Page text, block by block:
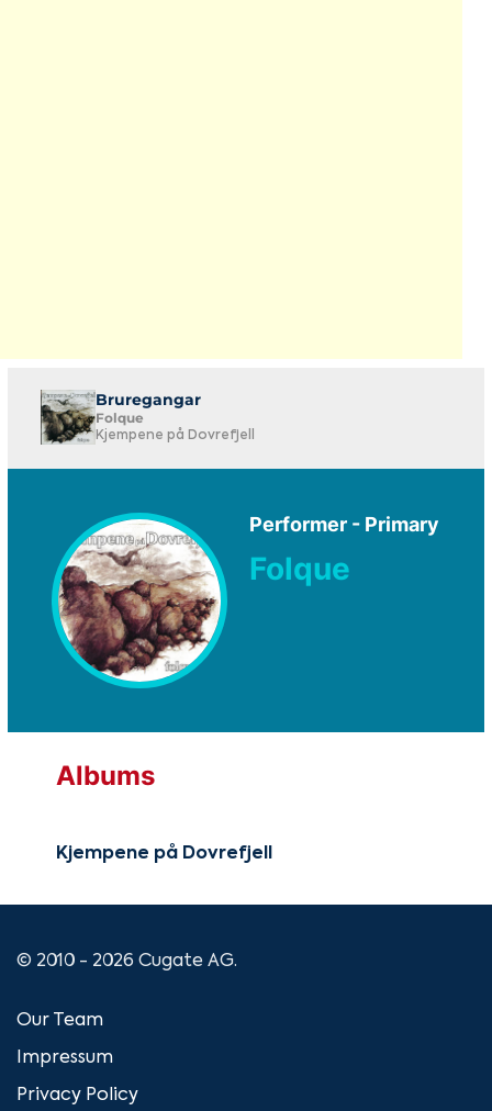
Bruregangar
Folque
Kjempene på Dovrefjell
Performer - Primary
Folque
Albums
Kjempene på Dovrefjell
© 2010 - 2026 Cugate AG.
Our Team
Impressum
Privacy Policy